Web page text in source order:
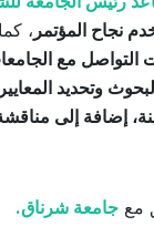
نجاح المؤتمر ،
مع
وتحديد
إضافة إلى
جامعة شرناق.